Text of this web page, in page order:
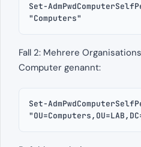
Set-
"Computers"
Fall 2: Mehrere
Computer genannt:
Set-